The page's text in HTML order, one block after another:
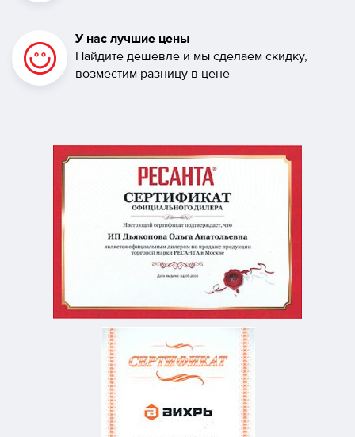
У нас лучшие цены
Найдите дешевле и мы сделаем скидку,
возместим разницу в цене